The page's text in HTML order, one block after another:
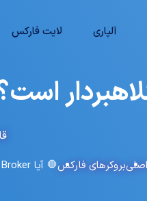
آلپاری لایت فارکس
بروکرهای فارکس🛑 آیا Ic Broker کلاهبردار است؟ – کارگزاری آی سی بروکر معتبر است؟